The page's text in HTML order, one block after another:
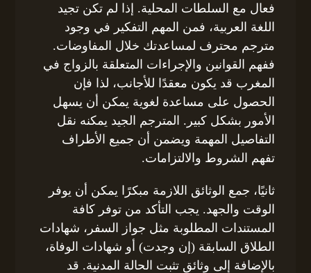
فعال مع السلطات المحلية. إذا لم تكن تجيد
اللغة العربية، فمن المهم التفكير في وجود
مترجم محترف لمساعدتك خلال المفاوضات.
ففهم القوانين والإجراءات المتعلقة بالزواج في
المغرب قد يكون معقدًا للأجانب، لذا فإن
الحصول على مساعدة لغوية يمكن أن يسهل
الأمور بشكل كبير. المترجم الجيد يمكنه نقل
التفاصيل المهمة ويضمن أن جميع الأطراف
تفهم الشروط والالتزامات.
ثانيًا، جمع الوثائق اللازمة مبكرًا يمكن أن يوفر
الوقت والجهد. يجب التأكد من توفر كافة
المستندات المطلوبة مثل جواز السفر، شهادات
الطلاق السابقة (إن وجدت) أو شهادات الوفاة،
بالإضافة إلى وثائق تثبت الحالة المدنية. قد